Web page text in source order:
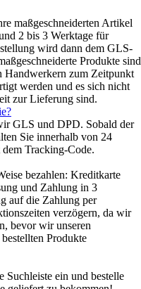
maßgeschneiderten Artikel
2 bis 3 Werktage für
wird dann dem GLS-
Produkte sind
Handwerkern zum Zeitpunkt
werden und es sich nicht
zur Lieferung sind.
GLS und DPD. Sobald der
Sie innerhalb von 24
Tracking-Code.
bezahlen: Kreditkarte
und Zahlung in 3
auf die Zahlung per
verzögern, da wir
bevor wir unseren
Produkte
Suchleiste ein und bestelle